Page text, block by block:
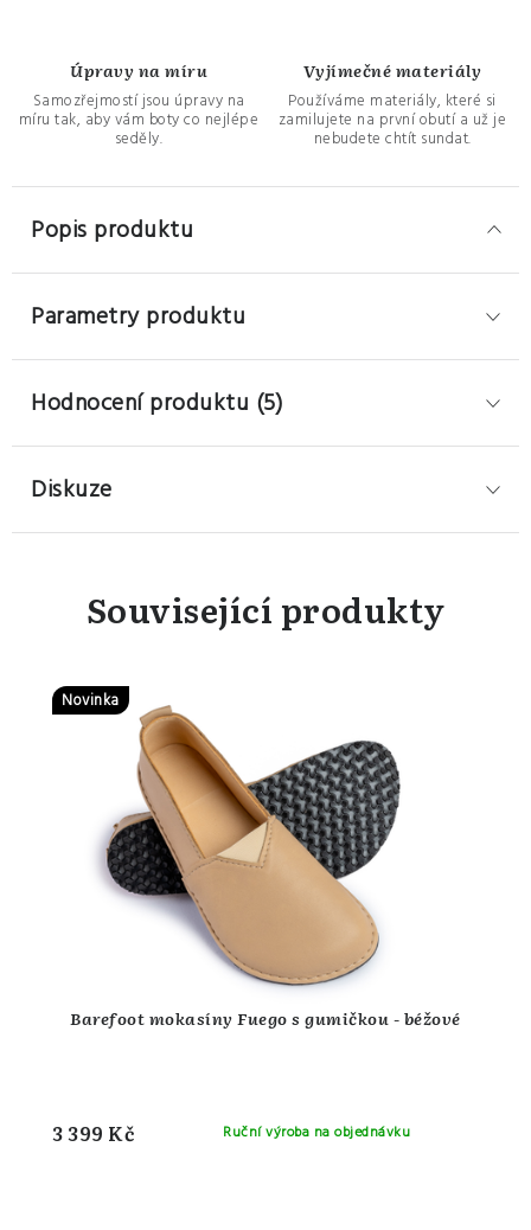
Úpravy na míru
Samozřejmostí jsou úpravy na
míru tak, aby vám boty co nejlépe
seděly.
Vyjímečné materiály
Používáme materiály, které si
zamilujete na první obutí a už je
nebudete chtít sundat.
Popis produktu
Parametry produktu
Hodnocení produktu (5)
Diskuze
Související produkty
Barefoot mokasíny Fuego s gumičkou - béžové
Novinka
Ruční výroba na objednávku
3 399 Kč